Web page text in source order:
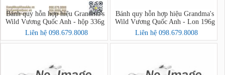
Bánh quy hỗn hợp hiệu Grandma's
Wild Vương Quốc Anh - hộp 336g
Liên hệ 098.679.8008
Bánh quy hỗn hợp hiệu Grandma's
Wild Vương Quốc Anh - Lon 196g
Liên hệ 098.679.8008